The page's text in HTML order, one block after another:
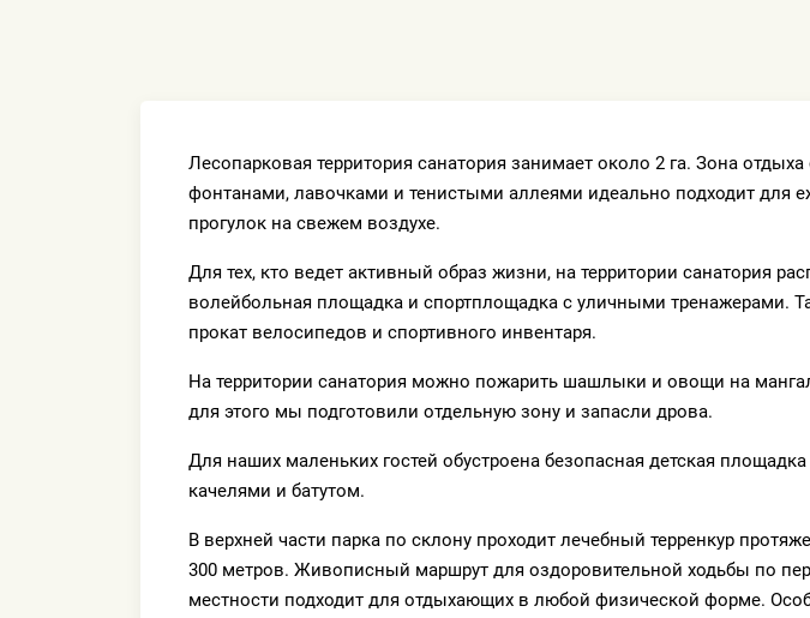
Лесопарковая территория санатория занимает около 2 га. Зона
фонтанами, лавочками и тенистыми аллеями идеально подходит для
прогулок на свежем воздухе.
Для тех, кто ведет активный образ жизни, на территории санатория
волейбольная площадка и спортплощадка с уличными тренажерами.
прокат велосипедов и спортивного инвентаря.
На территории санатория можно пожарить шашлыки и овощи на
для этого мы подготовили отдельную зону и запасли дрова.
Для наших маленьких гостей обустроена безопасная детская площадка
качелями и батутом.
В верхней части парка по склону проходит лечебный терренкур
300 метров. Живописный маршрут для оздоровительной ходьбы по
местности подходит для отдыхающих в любой физической форме.